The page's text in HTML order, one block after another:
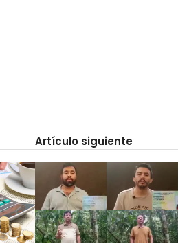
Artículo siguiente